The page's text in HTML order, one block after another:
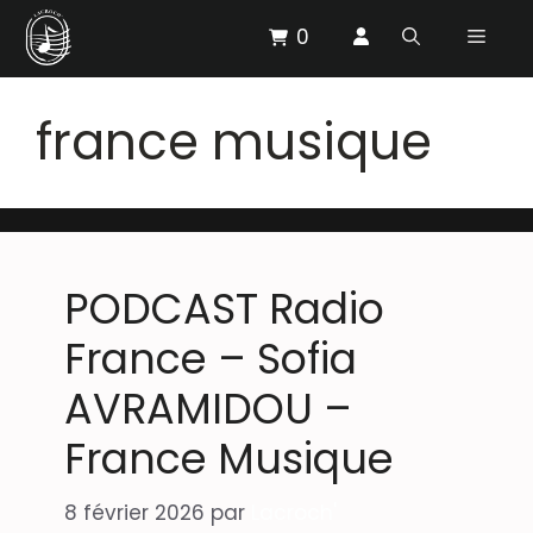
Aller
contenu
0 Menu
france musique
PODCAST Radio
France – Sofia
AVRAMIDOU –
France Musique
8 février 2026 par